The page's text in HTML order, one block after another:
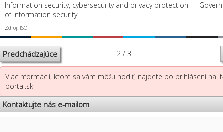
Information security, cybersecurity and privacy protection —
of information security
Zdroj: ISO
Predchádzajúce 2 / 3
Viac nformácií, ktoré sa vám môžu hodiť, nájdete po prihlásení na
portal.sk
Kontaktujte nás e-mailom